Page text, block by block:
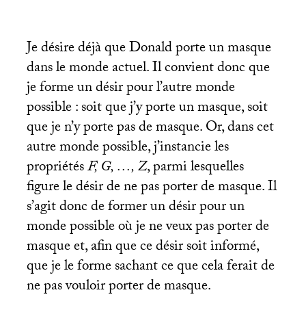
Je désire déjà que Donald porte un masque
dans le monde actuel. Il convient donc que
je forme un désir pour l’autre monde
possible : soit que j’y porte un masque, soit
que je n’y porte pas de masque. Or, dans cet
autre monde possible, j’instancie les
propriétésF, G, …, Z, parmi lesquelles
figure le désir de ne pas porter de masque. Il
s’agit donc de former un désir pour un
monde possible où je ne veux pas porter de
masque et, afin que ce désir soit informé,
que je le forme sachant ce que cela ferait de
ne pas vouloir porter de masque.